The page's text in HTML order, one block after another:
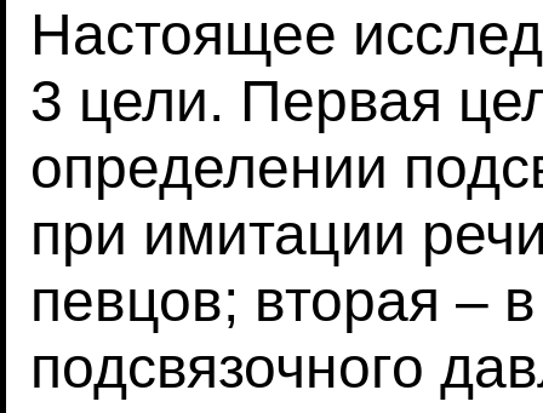
Настоящее
3 цели. Первая
определении
при имитации
певцов; вторая –
подсвязочного